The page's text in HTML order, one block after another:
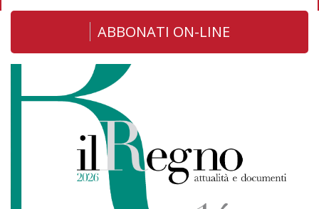
ABBONATI ON-LINE